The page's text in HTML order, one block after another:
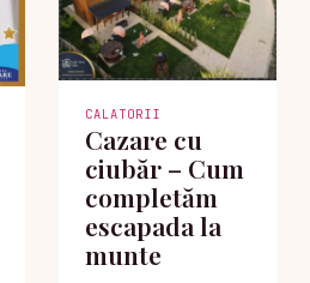
CALATORII
Cazare cu
ciubăr – Cum
completăm
escapada la
munte